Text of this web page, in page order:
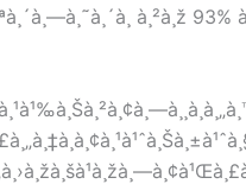
à¸²à¸ž 93%